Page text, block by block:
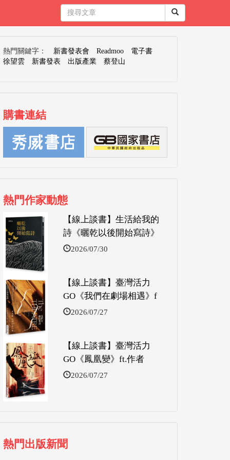
熱門關鍵字： 新書發表會 Readmoo
電子書
徐望雲
新書發表 出版產業 蔡登山
購書連結
熱門作家動態
【線上談書】生活給我的
詩《曬乾以後開始寫詩》
2026/07/30
【線上談書】臺灣活力
GO《我們在劇場相遇》f
2026/07/27
【線上談書】臺灣活力
GO《鳳凰變》ft.作者
2026/07/27
熱門出版新聞